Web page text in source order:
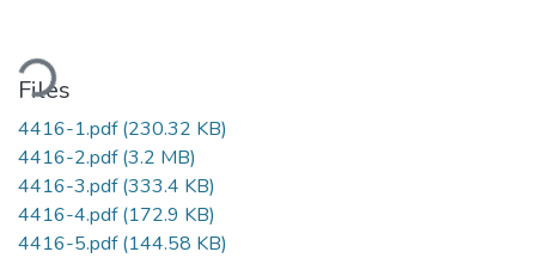
Files
4416-1.pdf(230.32 KB)
4416-2.pdf(3.2 MB)
4416-3.pdf(333.4 KB)
4416-4.pdf(172.9 KB)
4416-5.pdf(144.58 KB)